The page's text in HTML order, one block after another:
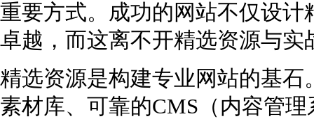
重要方式。成功的网站不仅设
卓越，而这离不开精选资源与实
精选资源是构建专业网站的基
素材库、可靠的CMS（内容管